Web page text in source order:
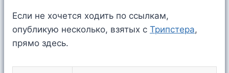
Если не хочется ходить по ссылкам,
опубликую несколько, взятых c Трипстера,
прямо здесь.